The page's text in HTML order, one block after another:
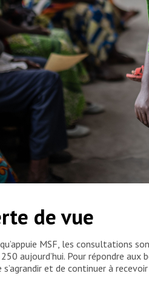
refuge aux portes de Goma à
le M23 et l’armée congolaise.
maladies, telles que les infections
de vue
MSF, les
aujourd’hui. Pour répondre
et de continuer à